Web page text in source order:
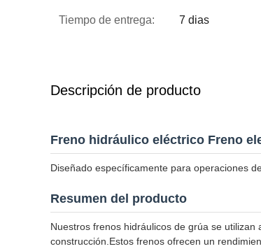
Tiempo de entrega: 7 dias
Descripción de producto
Freno hidráulico eléctrico Freno
Diseñado específicamente para operaciones
Resumen del producto
Nuestros frenos hidráulicos de grúa se
construcción.Estos frenos ofrecen un